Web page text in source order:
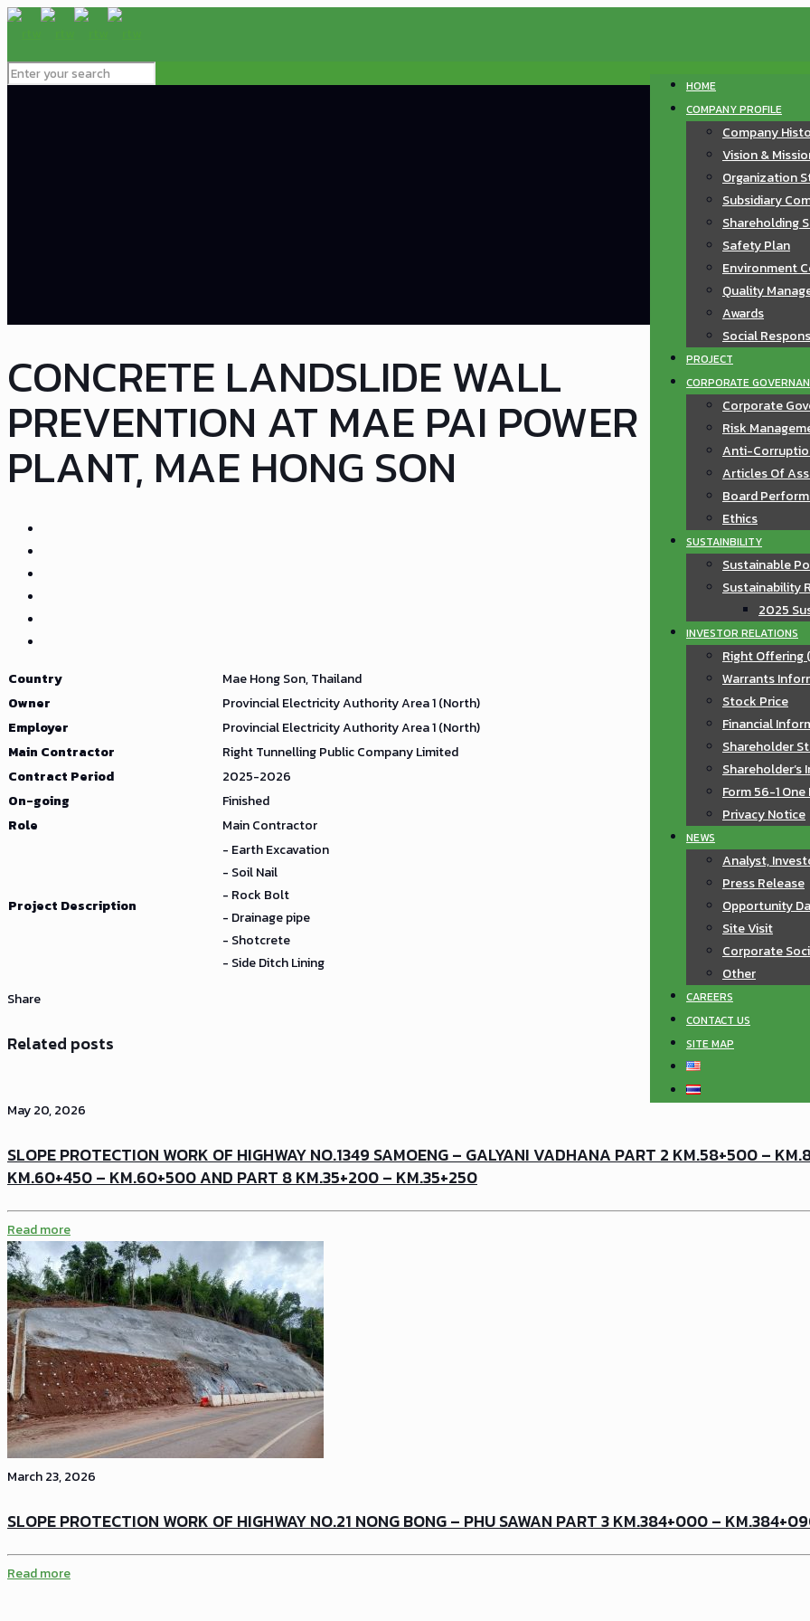
HOME
COMPANY PROFILE
Company
Vision &
Organization
Subsidiary
Shareholding
Safety Plan
Environment
Quality
Awards
Social
PROJECT
CORPORATE
Corporate
Risk
Anti-
Articles Of
Board
Ethics
SUSTAINBILITY
Sustainable
Sustainability
2025
INVESTOR RELATIONS
Right Offering
Warrants
Stock Price
Financial
Shareholder
Form 56-1
Privacy Notice
NEWS
Analyst,
Press Release
Opportunity
Site Visit
Corporate
Other
CAREERS
CONTACT US
SITE MAP
CONCRETE LANDSLIDE WALL
PREVENTION AT MAE PAI POWER
PLANT, MAE HONG SON
Country
Mae Hong Son, Thailand
Owner
Provincial Electricity Authority Area 1 (North)
Employer
Provincial Electricity Authority Area 1 (North)
Main Contractor
Right Tunnelling Public Company Limited
Contract Period
2025-2026
On-going
Finished
Role
Main Contractor
Project Description
- Earth Excavation
- Soil Nail
- Rock Bolt
- Drainage pipe
- Shotcrete
- Side Ditch Lining
Share
Related posts
May 20, 2026
SLOPE PROTECTION WORK OF HIGHWAY NO.1349 SAMOENG – GALYANI VADHANA PART 2 KM.58+500 –
KM.60+450 – KM.60+500 AND PART 8 KM.35+200 – KM.35+250
Read more
March 23, 2026
SLOPE PROTECTION WORK OF HIGHWAY NO.21 NONG BONG – PHU SAWAN PART 3 KM.384+000 –
Read more